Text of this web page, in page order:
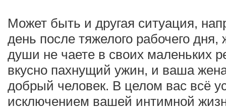
Может быть и другая ситуация,
день после тяжелого рабочего
души не чаете в своих маленьких
вкусно пахнущий ужин, и ваша
добрый человек. В целом вас всё
исключением вашей интимной